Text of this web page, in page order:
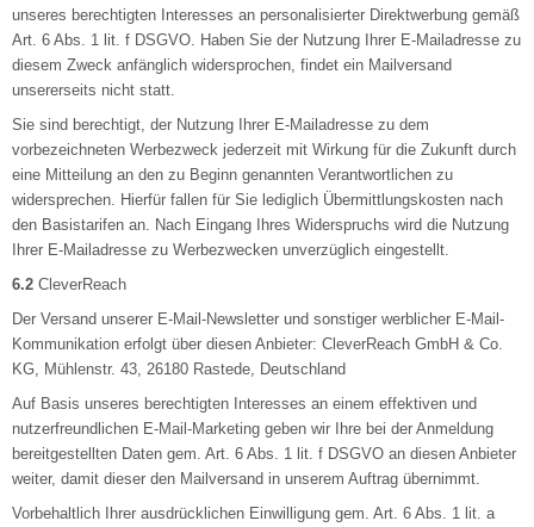
unseres berechtigten Interesses an personalisierter Direktwerbung gemäß
Art. 6 Abs. 1 lit. f DSGVO. Haben Sie der Nutzung Ihrer E-Mailadresse zu
diesem Zweck anfänglich widersprochen, findet ein Mailversand
unsererseits nicht statt.
Sie sind berechtigt, der Nutzung Ihrer E-Mailadresse zu dem
vorbezeichneten Werbezweck jederzeit mit Wirkung für die Zukunft durch
eine Mitteilung an den zu Beginn genannten Verantwortlichen zu
widersprechen. Hierfür fallen für Sie lediglich Übermittlungskosten nach
den Basistarifen an. Nach Eingang Ihres Widerspruchs wird die Nutzung
Ihrer E-Mailadresse zu Werbezwecken unverzüglich eingestellt.
6.2 CleverReach
Der Versand unserer E-Mail-Newsletter und sonstiger werblicher E-Mail-
Kommunikation erfolgt über diesen Anbieter: CleverReach GmbH & Co.
KG, Mühlenstr. 43, 26180 Rastede, Deutschland
Auf Basis unseres berechtigten Interesses an einem effektiven und
nutzerfreundlichen E-Mail-Marketing geben wir Ihre bei der Anmeldung
bereitgestellten Daten gem. Art. 6 Abs. 1 lit. f DSGVO an diesen Anbieter
weiter, damit dieser den Mailversand in unserem Auftrag übernimmt.
Vorbehaltlich Ihrer ausdrücklichen Einwilligung gem. Art. 6 Abs. 1 lit. a